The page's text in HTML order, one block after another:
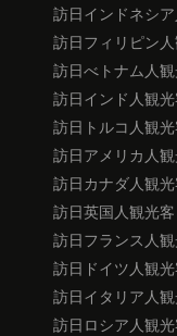
訪日インドネシ
訪日フィリピン
訪日べトナム人
訪日インド人観
訪日トルコ人観
訪日アメリカ人
訪日カナダ人観
訪日英国人観光客
訪日フランス人
訪日ドイツ人観
訪日イタリア人
訪日ロシア人観